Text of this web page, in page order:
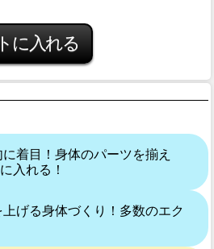
着目！身体のパーツを揃え
入れる！
げる身体づくり！多数のエク